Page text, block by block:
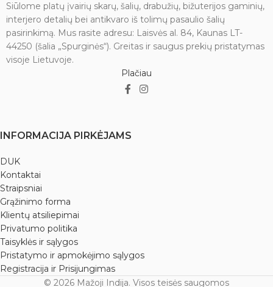
Siūlome platų įvairių skarų, šalių, drabužių, bižuterijos gaminių,
interjero detalių bei antikvaro iš tolimų pasaulio šalių
pasirinkimą. Mus rasite adresu: Laisvės al. 84, Kaunas LT-
44250 (šalia „Spurginės“). Greitas ir saugus prekių pristatymas
visoje Lietuvoje.
Plačiau
INFORMACIJA PIRKĖJAMS
DUK
Kontaktai
Straipsniai
Grąžinimo forma
Klientų atsiliepimai
Privatumo politika
Taisyklės ir sąlygos
Pristatymo ir apmokėjimo sąlygos
Registracija ir Prisijungimas
© 2026 Mažoji Indija. Visos teisės saugomos